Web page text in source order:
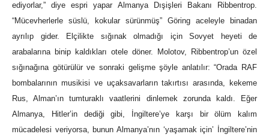
ediyorlar,” diye espri yapar Almanya Dışişleri Bakanı Ribbentrop.
“Mücevherlerle süslü, kokular sürünmüş” Göring aceleyle binadan
ayrılıp gider. Elçilikte sığınak olmadığı için Sovyet heyeti de
arabalarına binip kaldıkları otele döner. Molotov, Ribbentrop’un özel
sığınağına götürülür ve sonraki gelişme şöyle anlatılır: “Orada RAF
bombalarının musikisi ve uçaksavarların takırtısı arasında, kekeme
Rus, Alman’ın tumturaklı vaatlerini dinlemek zorunda kaldı. Eğer
Almanya, Hitler’in dediği gibi, İngiltere’ye karşı bir ölüm kalım
mücadelesi veriyorsa, bunun Almanya’nın ‘yaşamak için’ İngiltere’nin